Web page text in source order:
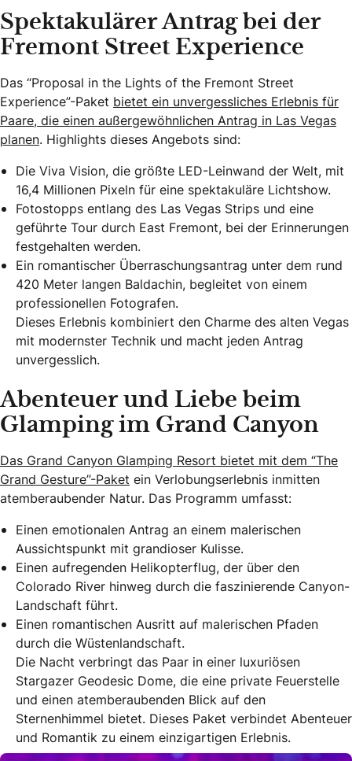
Spektakulärer Antrag bei der
Fremont Street Experience
Das “Proposal in the Lights of the Fremont Street
Experience”-Paket bietet ein unvergessliches Erlebnis für
Paare, die einen außergewöhnlichen Antrag in Las Vegas
planen. Highlights dieses Angebots sind:
Die Viva Vision, die größte LED-Leinwand der Welt, mit
16,4 Millionen Pixeln für eine spektakuläre Lichtshow.
Fotostopps entlang des Las Vegas Strips und eine
geführte Tour durch East Fremont, bei der Erinnerungen
festgehalten werden.
Ein romantischer Überraschungsantrag unter dem rund
420 Meter langen Baldachin, begleitet von einem
professionellen Fotografen.
Dieses Erlebnis kombiniert den Charme des alten Vegas
mit modernster Technik und macht jeden Antrag
unvergesslich.
Abenteuer und Liebe beim
Glamping im Grand Canyon
Das Grand Canyon Glamping Resort bietet mit dem “The
Grand Gesture”-Paket ein Verlobungserlebnis inmitten
atemberaubender Natur. Das Programm umfasst:
Einen emotionalen Antrag an einem malerischen
Aussichtspunkt mit grandioser Kulisse.
Einen aufregenden Helikopterflug, der über den
Colorado River hinweg durch die faszinierende Canyon-
Landschaft führt.
Einen romantischen Ausritt auf malerischen Pfaden
durch die Wüstenlandschaft.
Die Nacht verbringt das Paar in einer luxuriösen
Stargazer Geodesic Dome, die eine private Feuerstelle
und einen atemberaubenden Blick auf den
Sternenhimmel bietet. Dieses Paket verbindet Abenteuer
und Romantik zu einem einzigartigen Erlebnis.